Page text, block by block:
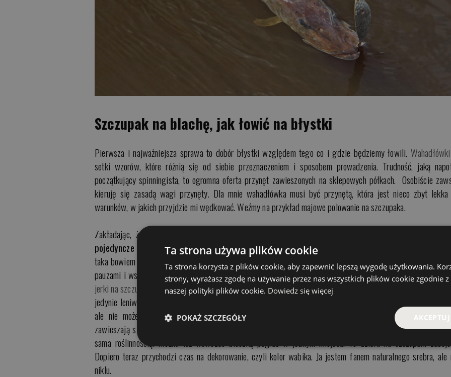
Szczupak na blachę, jak łowić na błystki
Pierwsza i najważniejsza sprawa to dobór błystki względem tego co i gdzie będziemy łowili. Wahadłówki
setki wzorów, które różnią się od siebie przeznaczeniem i sposobem prowadzenia. Trudność, jaką
początkujący spinningista, to ogromna oferta przynęt zawieszonych na sklepowych półkach. Osobiście
kieruję się zasadą wagi przynęty. Dla mnie wahadłówka musi być przynętą, która jest nieco zbyt lekka
warunków, w jakich przyjdzie mi wędkować. Weźmy na przykład majowe polowanie na szczupaka.
Zakładając, że łowił będę w jeziorze w którym woda ma
pojedyncze rośliny, staram się wybrać blachę, która wykonana jest z blaszki nie grubszej niż 1mm
taka bowiem przynęta pozwala na bardzo leniwe prowadzenie, które dodatkowo okraszać będziemy
pauzami i wszystkim tym, co kusi cwanego szczupaka. Tak pracująca blacha pracuje podobnie jak dobrej
jerki na szczupaka
. Wahadłówka na majowego szczupaka z płytkiej wody powinna przy jednostajnym
jedynie leniwie kolebać się na boki, a kiedy zwijanie przyspieszymy blacha łagodnie wejdzie w ruch obrotowy
ale nie może to przypominać wirowania pomorskiej karlinki. Najlepsze wahadełka na płytką wodę
zawieszają się w toni, dzięki czemu przy odrobinie wprawy, wędkarz jest w stanie prowadzić przynętę tuż
sama roślinnością. Można też wówczas blaszką pograć w jednym miejscu. To działa na szczupaki
Dopiero teraz przychodzi czas na dekorowanie, czyli kolor wabika. Ja jestem fanem naturalnego srebra, ale
niklu.
Ta strona używa plików cookie
Ta strona korzysta z plików cookie, aby zapewnić lepszą wygodę użytkowania.
strony, wyrażasz zgodę na używanie przez nas wszystkich plików cookie zgodnie
naszej polityki plików cookie. Dowiedz się więcej
POKAŻ SZCZEGÓŁY